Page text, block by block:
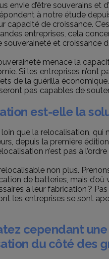
envie d’être souverains et
à notre étude
capacité de croissance.
entreprises, cela
souveraineté et croissance
menace la
Si les entreprises n’ont
de la guérilla
pas capables de
est-elle la
que la relocalisation, qui
depuis la première
n’est pas à
non plus.
de batteries, mais
à leur fabrication ?
les entreprises se sont
cependant
du côté des